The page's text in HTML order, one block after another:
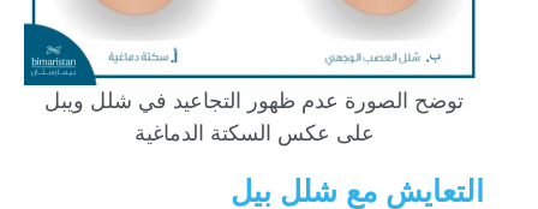
توضح الصورة عدم ظهور التجاعيد في شلل ويبل
على عكس السكتة الدماغية
التعايش مع شلل بيل